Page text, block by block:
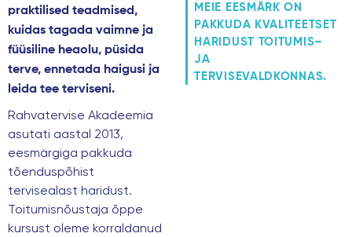
praktilised teadmised,
kuidas tagada vaimne ja
füüsiline heaolu, püsida
terve, ennetada haigusi ja
leida tee terviseni.
Rahvatervise Akadeemia
asutati aastal 2013,
eesmärgiga pakkuda
tõenduspõhist
tervisealast haridust.
Toitumisnõustaja õppe
kursust oleme korraldanud
MEIE EESMÄRK ON
PAKKUDA KVALITEETSET
HARIDUST TOITUMIS–
JA
TERVISEVALDKONNAS.